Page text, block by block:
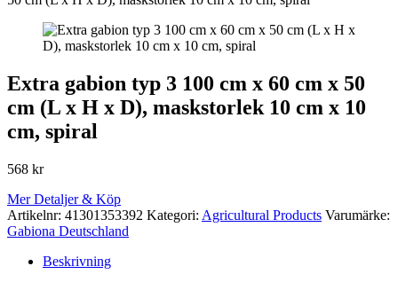
Extra gabion typ 3 100 cm x 60 cm x 50
cm (L x H x D), maskstorlek 10 cm x 10
cm, spiral
568 kr
Mer Detaljer & Köp
Artikelnr: 41301353392 Kategori: Agricultural Products Varumärke:
Gabiona Deutschland
Beskrivning